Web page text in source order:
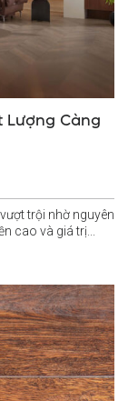
Lượng Càng
trội nhờ nguyên
cao và giá trị...